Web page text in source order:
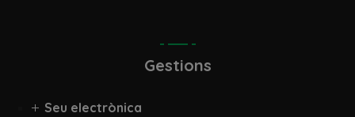
Gestions
Seu electrònica